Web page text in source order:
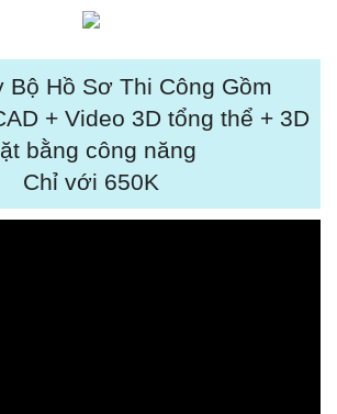
Bộ Hồ Sơ Thi Công Gồm
+ Video 3D tổng thể + 3D
bằng công năng
Chỉ với 650K